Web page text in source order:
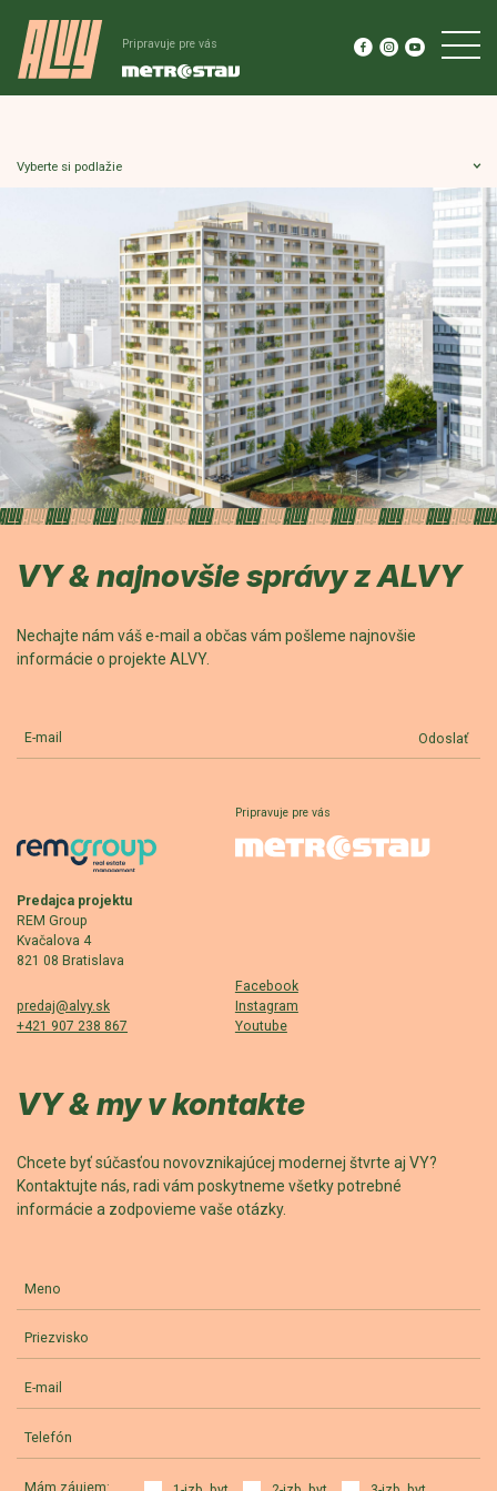
Pripravuje pre vás
VY & najnovšie správy z ALVY
Nechajte nám váš e-mail a občas vám pošleme najnovšie
informácie o projekte ALVY.
E-mail Odoslať
Predajca projektu
REM Group
Kvačalova 4
821 08 Bratislava
Pripravuje pre vás
predaj@alvy.sk
+421 907 238 867
Facebook
Instagram
Youtube
VY & my v kontakte
Chcete byť súčasťou novovznikajúcej modernej štvrte aj VY?
Kontaktujte nás, radi vám poskytneme všetky potrebné
informácie a zodpovieme vaše otázky.
Meno
Priezvisko
E-mail
Telefón